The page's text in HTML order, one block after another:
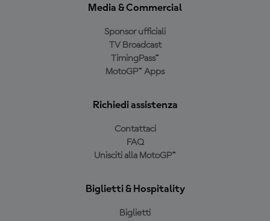
Media & Commercial
Sponsor ufficiali
TV Broadcast
TimingPass™
MotoGP™ Apps
Richiedi assistenza
Contattaci
FAQ
Unisciti alla MotoGP™
Biglietti & Hospitality
Biglietti